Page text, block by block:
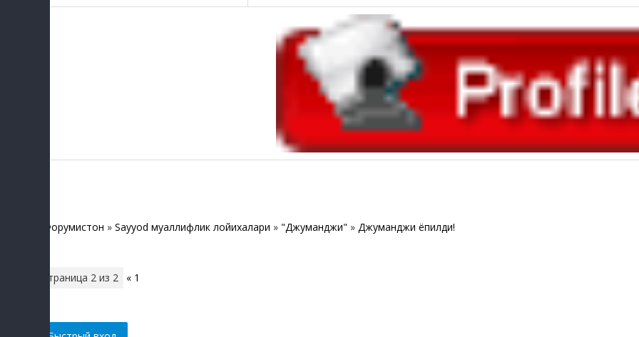
Форумистон » Sayyod муаллифлик лойихалари » "Джуманджи" » Джуманджи ёпилди!
Страница 2 из 2 « 1